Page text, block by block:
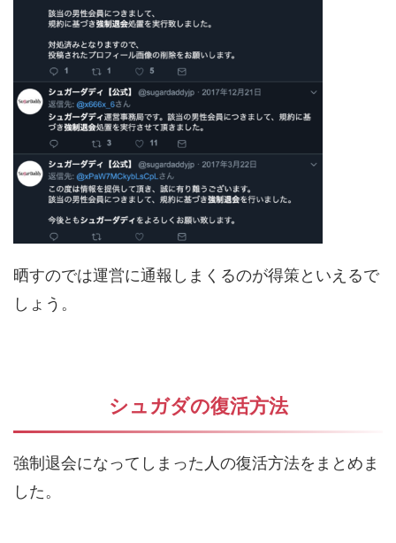
晒すのでは運営に通報しまくるのが得策といえるで
しょう。
シュガダの復活方法
強制退会になってしまった人の復活方法をまとめま
した。